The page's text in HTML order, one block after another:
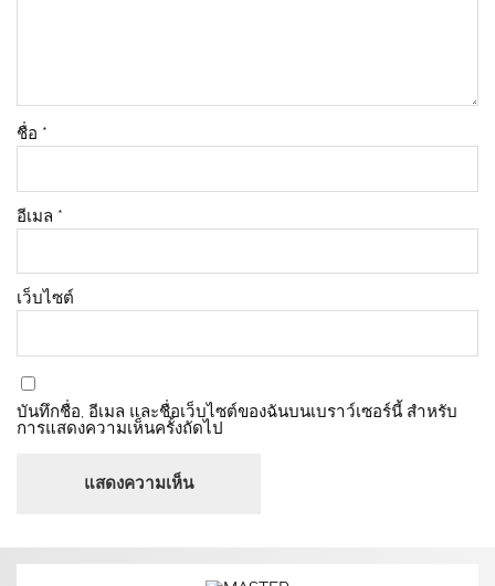
ชื่อ *
อีเมล *
เว็บไซต์
บันทึกชื่อ, อีเมล และชื่อเว็บไซต์ของฉันบนเบราว์เซอร์นี้ สำหรับ
การแสดงความเห็นครั้งถัดไป